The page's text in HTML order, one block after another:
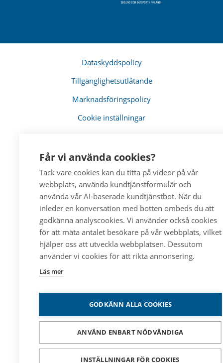
Får vi använda cookies?
Tack vare cookies kan du titta på videor på vår
webbplats, använda kundtjänstformulär och
använda vår AI-baserade kundtjänstbot. När du
inleder en konversation med botten ombeds du att
godkänna analyscookies. Vi använder också cookies
för att mäta antalet besökare på vår webbplats, vilket
hjälper oss att utveckla webbplatsen. Dessutom
använder vi cookies för att rikta annonsering.
Läs mer
GODKÄNN ALLA COOKIES
ANVÄND ENBART NÖDVÄNDIGA
INSTÄLLNINGAR FÖR COOKIES
Dataskyddspolicy
Tillgänglighetsutlåtande
Marknadsföringspolicy
Cookie inställningar